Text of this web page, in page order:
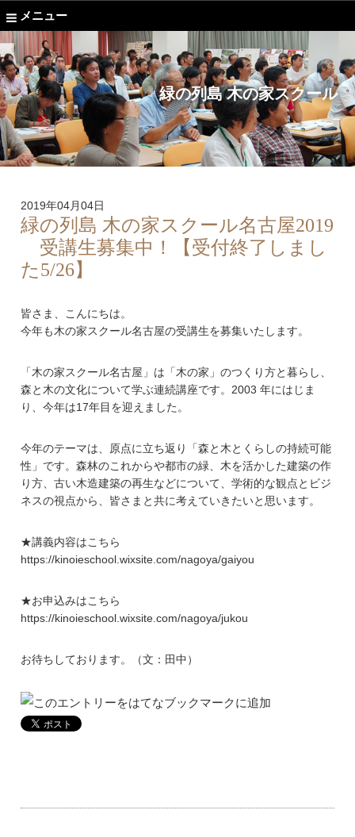
メニュー
緑の列島 木の家スクール
2019年04月04日
緑の列島 木の家スクール名古屋2019
受講生募集中！【受付終了しまし
た5/26】
皆さま、こんにちは。
今年も木の家スクール名古屋の受講生を募集いたします。
「木の家スクール名古屋」は「木の家」のつくり方と暮らし、
森と木の文化について学ぶ連続講座です。2003 年にはじま
り、今年は17年目を迎えました。
​今年のテーマは、原点に立ち返り「森と木とくらしの持続可能
性」です。森林のこれからや都市の緑、木を活かした建築の作
り方、古い木造建築の再生などについて、学術的な観点とビジ
ネスの視点から、皆さまと共に考えていきたいと思います。
★講義内容はこちら
https://kinoieschool.wixsite.com/nagoya/gaiyou
★お申込みはこちら
https://kinoieschool.wixsite.com/nagoya/jukou
お待ちしております。（文：田中）